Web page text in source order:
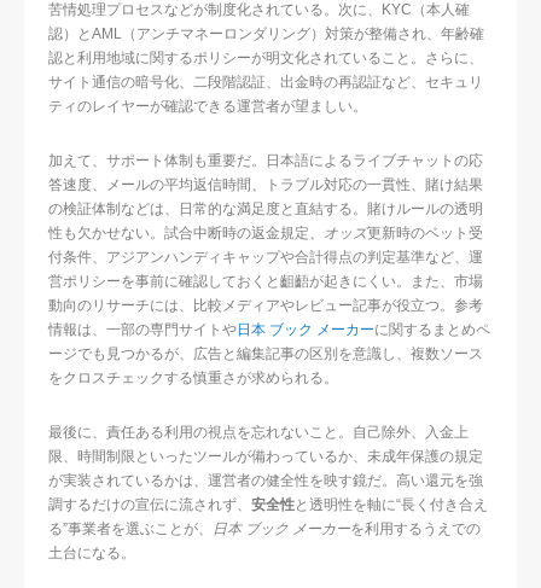
苦情処理プロセスなどが制度化されている。次に、KYC（本人確
認）とAML（アンチマネーロンダリング）対策が整備され、年齢確
認と利用地域に関するポリシーが明文化されていること。さらに、
サイト通信の暗号化、二段階認証、出金時の再認証など、セキュリ
ティのレイヤーが確認できる運営者が望ましい。
加えて、サポート体制も重要だ。日本語によるライブチャットの応
答速度、メールの平均返信時間、トラブル対応の一貫性、賭け結果
の検証体制などは、日常的な満足度と直結する。賭けルールの透明
性も欠かせない。試合中断時の返金規定、 オッズ更新時のベット受
付条件、アジアンハンディキャップや合計得点の判定基準など、運
営ポリシーを事前に確認しておくと齟齬が起きにくい。また、市場
動向のリサーチには、比較メディアやレビュー記事が役立つ。参考
情報は、一部の専門サイトや日本 ブック メーカーに関するまとめペ
ージでも見つかるが、広告と編集記事の区別を意識し、複数ソース
をクロスチェックする慎重さが求められる。
最後に、責任ある利用の視点を忘れないこと。自己除外、入金上
限、時間制限といったツールが備わっているか、未成年保護の規定
が実装されているかは、運営者の健全性を映す鏡だ。高い還元を強
調するだけの宣伝に流されず、 安全性と透明性を軸に“長く付き合え
る”事業者を選ぶことが、
日本 ブック メーカーを利用するうえでの
土台になる。